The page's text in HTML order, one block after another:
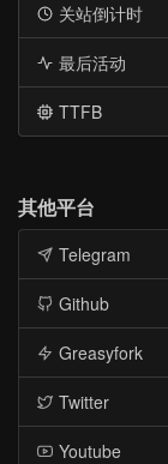
关站倒计时
最后活动
TTFB
其他平台
Telegram
Github
Greasyfork
Twitter
Youtube